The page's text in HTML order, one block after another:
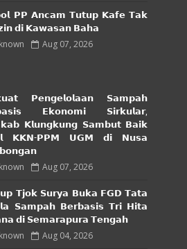
𝗣𝗣 𝗔𝗻𝗰𝗮𝗺 𝗧𝘂𝘁𝘂𝗽 𝗞𝗮𝗳𝗲 𝗧𝗮𝗸
𝗱𝗶 𝗞𝗮𝘄𝗮𝘀𝗮𝗻 𝗕𝗮𝗵𝗮
Aug 07, 2026
𝗣𝗲𝗻𝗴𝗲𝗹𝗼𝗹𝗮𝗮𝗻 𝗦𝗮𝗺𝗽𝗮𝗵
𝗘𝗸𝗼𝗻𝗼𝗺𝗶 𝗦𝗶𝗿𝗸𝘂𝗹𝗮𝗿,
𝗞𝗹𝘂𝗻𝗴𝗸𝘂𝗻𝗴 𝗦𝗮𝗺𝗯𝘂𝘁 𝗕𝗮𝗶𝗸
𝗞𝗞𝗡-𝗣𝗣𝗠 𝗨𝗚𝗠 𝗱𝗶 𝗡𝘂𝘀𝗮
Aug 07, 2026
𝗧𝗷𝗼𝗸 𝗦𝘂𝗿𝘆𝗮 𝗕𝘂𝗸𝗮 𝗙𝗚𝗗 𝗧𝗮𝘁𝗮
𝗦𝗮𝗺𝗽𝗮𝗵 𝗕𝗲𝗿𝗯𝗮𝘀𝗶𝘀 𝗧𝗿𝗶 𝗛𝗶𝘁𝗮
𝗱𝗶 𝗦𝗲𝗺𝗮𝗿𝗮𝗽𝘂𝗿𝗮 𝗧𝗲𝗻𝗴𝗮𝗵
Aug 04, 2026